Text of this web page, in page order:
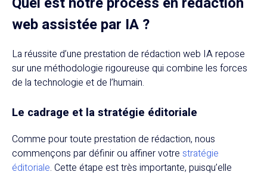
web assistée par IA ?
La réussite d’une prestation de rédaction web IA repose
sur une méthodologie rigoureuse qui combine les forces
de la technologie et de l’humain.
Le cadrage et la stratégie éditoriale
Comme pour toute prestation de rédaction, nous
commençons par définir ou affiner votre stratégie
éditoriale. Cette étape est très importante, puisqu’elle